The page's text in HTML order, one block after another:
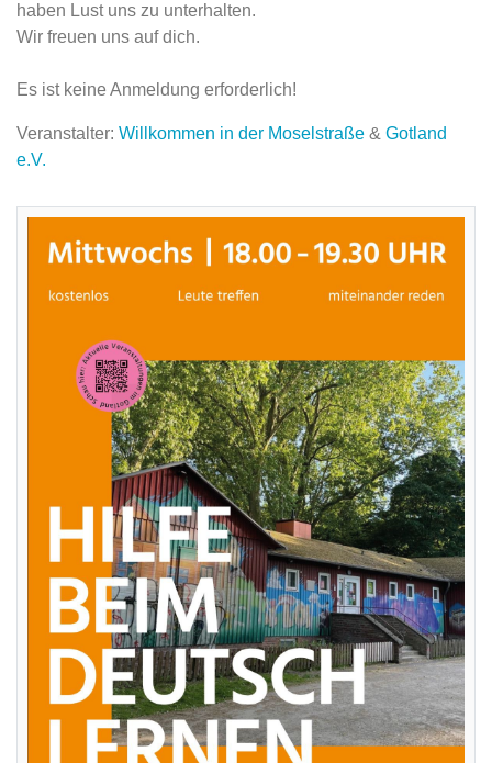
haben Lust uns zu unterhalten.
Wir freuen uns auf dich.
Es ist keine Anmeldung erforderlich!
Veranstalter: Willkommen in der Moselstraße & Gotland
e.V.